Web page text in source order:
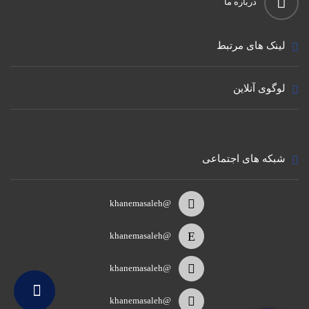
لینک های مرتبط
لوگوی آنلاین
شبکه های اجتماعی
@khanemasaleh
@khanemasaleh
@khanemasaleh
@khanemasaleh